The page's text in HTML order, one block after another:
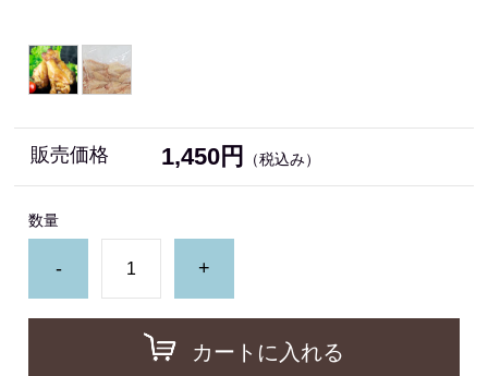
販売価格 1,450円 （税込み）
数量
- +
カートに入れる